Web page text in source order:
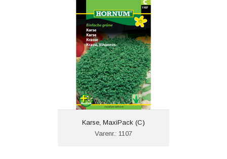
Karse, MaxiPack (C)
Varenr.: 1107